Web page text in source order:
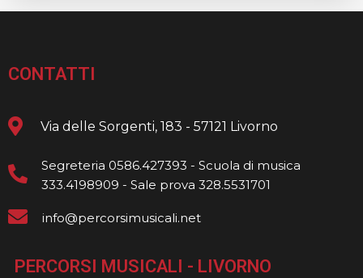
CONTATTI
Via delle Sorgenti, 183 - 57121 Livorno
Segreteria 0586.427393 - Scuola di musica
333.4198909 - Sale prova 328.5531701
info@percorsimusicali.net
PERCORSI MUSICALI - LIVORNO